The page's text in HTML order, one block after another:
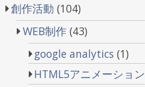
創作活動 (104)
WEB制作(43)
google analytics (1)
HTML5アニメーション